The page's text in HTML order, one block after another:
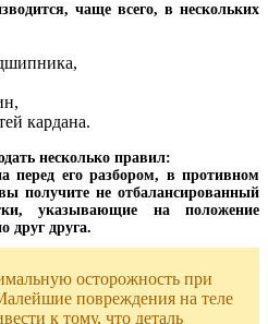
чаще всего, в нескольких
кардана.
несколько правил:
перед его разбором, в противном
получите не отбалансированный
указывающие на положение
друг друга.
осторожность при
повреждения на теле
к тому, что деталь